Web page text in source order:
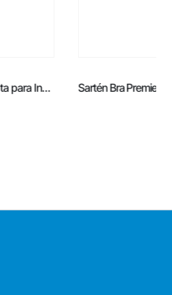
Sartén Bra Premiere A411218/ Ø18cm/ Aluminio fundido/ Apta para Inducción